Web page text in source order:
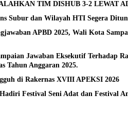
TIM DISHUB 3-2 LEWAT
Subur dan Wilayah HTI Segera
APBD 2025, Wali Kota
Jawaban Eksekutif Terhadap
Tahun Anggaran 2025.
di Rakernas XVIII APEKSI 2026
Festival Seni Adat dan Festival